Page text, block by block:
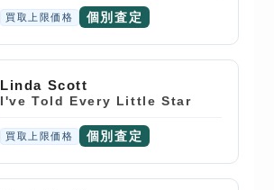
買取上限価格 個別査定
Linda Scott
I've Told Every Little Star
買取上限価格 個別査定